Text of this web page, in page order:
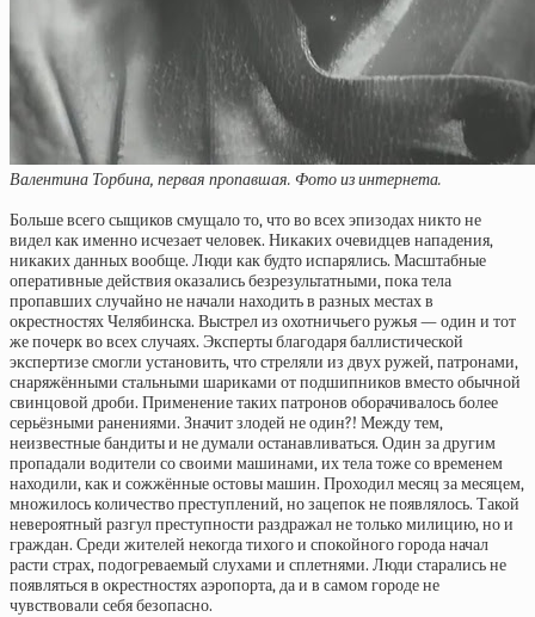
Валентина Торбина, первая пропавшая. Фото из интернета.
Больше всего сыщиков смущало то, что во всех эпизодах никто не
видел как именно исчезает человек. Никаких очевидцев нападения,
никаких данных вообще. Люди как будто испарялись. Масштабные
оперативные действия оказались безрезультатными, пока тела
пропавших случайно не начали находить в разных местах в
окрестностях Челябинска. Выстрел из охотничьего ружья — один и тот
же почерк во всех случаях. Эксперты благодаря баллистической
экспертизе смогли установить, что стреляли из двух ружей, патронами,
снаряжёнными стальными шариками от подшипников вместо обычной
свинцовой дроби. Применение таких патронов оборачивалось более
серьёзными ранениями. Значит злодей не один?! Между тем,
неизвестные бандиты и не думали останавливаться. Один за другим
пропадали водители со своими машинами, их тела тоже со временем
находили, как и сожжённые остовы машин. Проходил месяц за месяцем,
множилось количество преступлений, но зацепок не появлялось. Такой
невероятный разгул преступности раздражал не только милицию, но и
граждан. Среди жителей некогда тихого и спокойного города начал
расти страх, подогреваемый слухами и сплетнями. Люди старались не
появляться в окрестностях аэропорта, да и в самом городе не
чувствовали себя безопасно.